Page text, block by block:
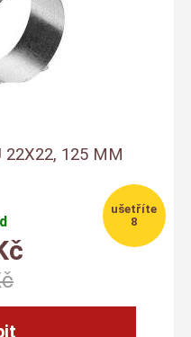
22X22, 125 MM
8